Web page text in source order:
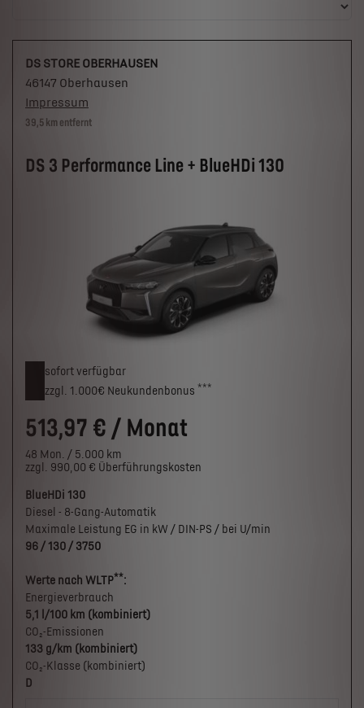
39,5 km entfernt
DS 3 Performance Line + BlueHDi 130
sofort verfügbar
zzgl. 1.000€ Neukunden­bonus ***
513,97 € / Monat
48 Mon. / 5.000 km
zzgl. 990,00 € Überführungskosten
DS STORE OBERHAUSEN
46147 Oberhausen
Impressum
BlueHDi 130
Diesel - 8-Gang-Automatik
Maximale Leistung EG in kW / DIN-PS / bei U/min
96 / 130 / 3750
Werte nach WLTP**:
Energieverbrauch
5,1 l/100 km (kombiniert)
CO₂-Emissionen
133 g/km (kombiniert)
CO₂-Klasse (kombiniert)
D